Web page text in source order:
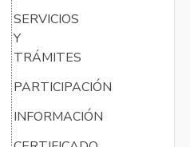
SERVICIOS
Y
TRÁMITES
PARTICIPACIÓN
INFORMACIÓN